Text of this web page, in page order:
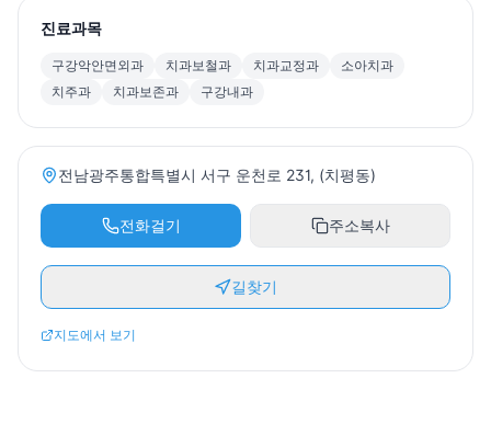
진료과목
구강악안면외과 치과보철과 치과교정과
소아치과
치주과
치과보존과 구강내과
전남광주통합특별시 서구 운천로 231, (치평동)
전화걸기 주소복사
길찾기
지도에서 보기